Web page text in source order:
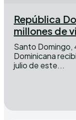
República
millones de
Santo Domingo,
Dominicana
julio de este...